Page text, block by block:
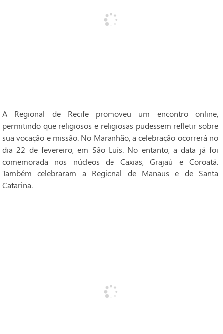
A Regional de Recife promoveu um encontro online,
permitindo que religiosos e religiosas pudessem refletir sobre
sua vocação e missão. No Maranhão, a celebração ocorrerá no
dia 22 de fevereiro, em São Luís. No entanto, a data já foi
comemorada nos núcleos de Caxias, Grajaú e Coroatá.
Também celebraram a Regional de Manaus e de Santa
Catarina.